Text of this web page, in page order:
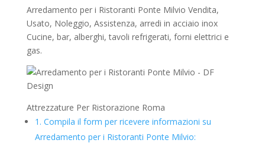
Arredamento per i Ristoranti Ponte Milvio Vendita,
Usato, Noleggio, Assistenza, arredi in acciaio inox
Cucine, bar, alberghi, tavoli refrigerati, forni elettrici e
gas.
Attrezzature Per Ristorazione Roma
1. Compila il form per ricevere informazioni su
Arredamento per i Ristoranti Ponte Milvio: